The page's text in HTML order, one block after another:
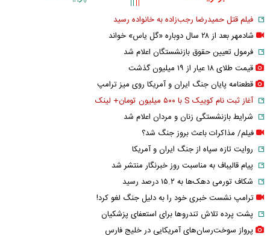
فیلم قتل حمیدرضا رجب‌زاده به خانواده رسید
شادمهر بعد از ۲۸ سال دوباره «گل یاس» خواند
فرمول تعیین حقوق بازنشستگان اعلام شد
قیمت طلای ۱۸ عیار از ۱۹ میلیون گذشت
قطعنامه پایان جنگ ایران و آمریکا روی میز ترامپ
آغاز ثبت نام کوییک S با ۵۰۰ میلیون تومان+ لینک
شرایط بازنشستگی زنان و مردان اعلام شد
فیلم/ مذاکرات باعث بروز جنگ شد؟
روایت تازه سپاه از جنگ ایران و آمریکا
پیام قالیباف به مناسبت روز خبرنگار منتشر شد
شکاف تورمی دهک‌ها به ۱۵.۲ درصد رسید
ترامپ نشست خبری خود را به دلیل جنگ لغو کرد!
پشت پرده تلاش تندروها برای استعفای پزشکیان
پرواز سوخت‌رسان‌های آمریکایی در خلیج فارس